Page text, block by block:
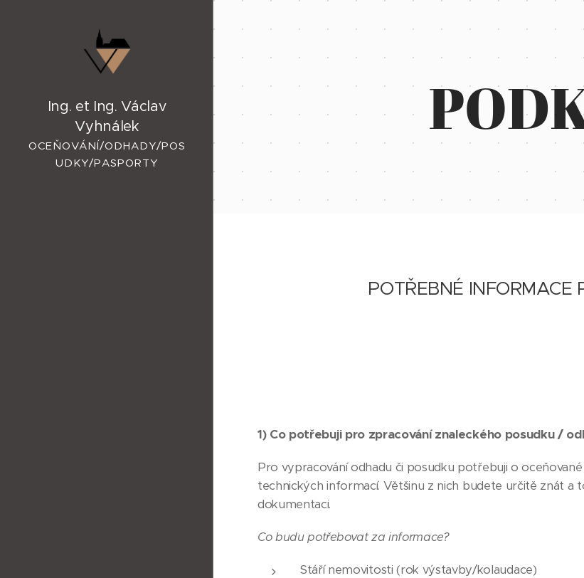
Ing. et Ing. Václav
Vyhnálek
OCEŇOVÁNÍ/ODHADY/POS
UDKY/PASPORTY
POTŘEBNÉ
1) Co potřebuji pro zpracování znaleckého posudku /
Pro vypracování odhadu či posudku potřebuji o
technických informací. Většinu z nich budete určitě znát
dokumentaci.
Co budu potřebovat za informace?
Stáří nemovitosti (rok výstavby/kolaudace)